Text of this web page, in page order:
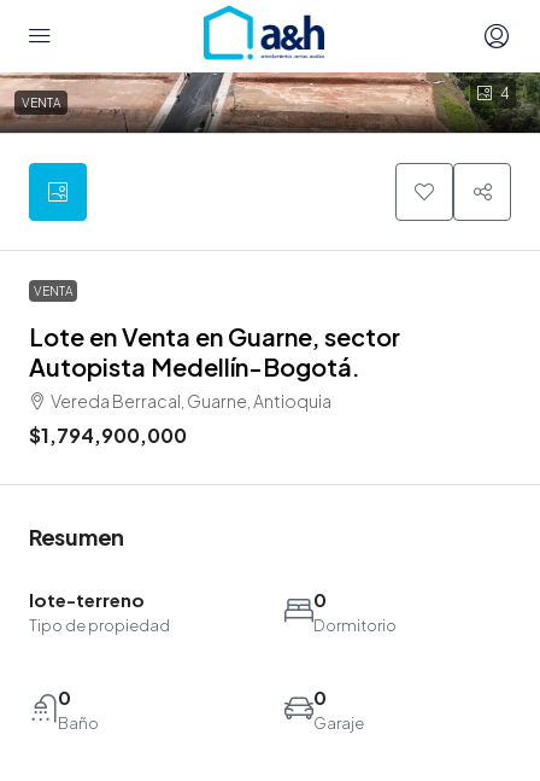
4
VENTA
VENTA
Lote en Venta en Guarne, sector
Autopista Medellín-Bogotá.
Vereda Berracal, Guarne, Antioquia
$1,794,900,000
Resumen
lote-terreno
Tipo de propiedad
0
Dormitorio
0
Baño
0
Garaje